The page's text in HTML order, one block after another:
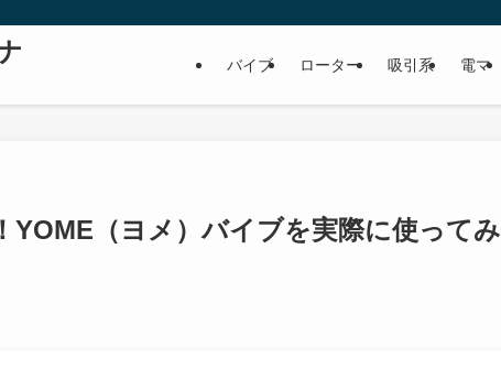
バイブ ローター 吸引系 電マ
YOME（ヨメ）バイブを実際に使ってみ